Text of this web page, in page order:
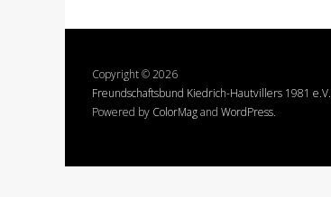
Copyright © 2026
Freundschaftsbund Kiedrich-Hautvillers 1981 e.V.
Powered by ColorMagand WordPress.